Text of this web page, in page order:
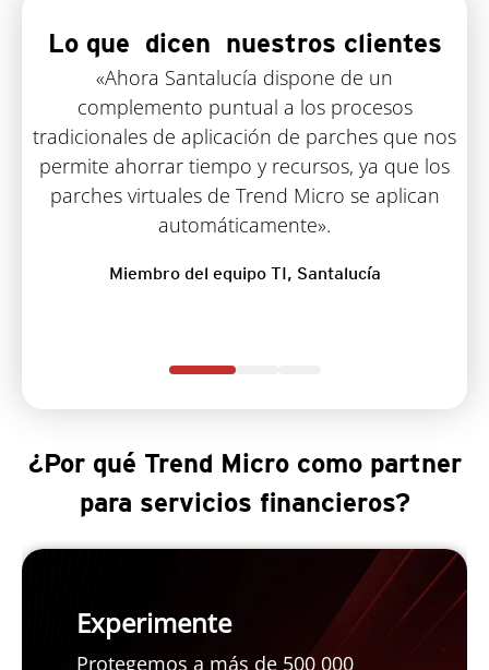
Lo que dicen nuestros clientes
«Ahora Santalucía dispone de un
complemento puntual a los procesos
tradicionales de aplicación de parches que nos
permite ahorrar tiempo y recursos, ya que los
parches virtuales de Trend Micro se aplican
automáticamente».
Miembro del equipo TI, Santalucía
¿Por qué Trend Micro como partner
para servicios financieros?
Experimente
Protegemos a más de 500 000